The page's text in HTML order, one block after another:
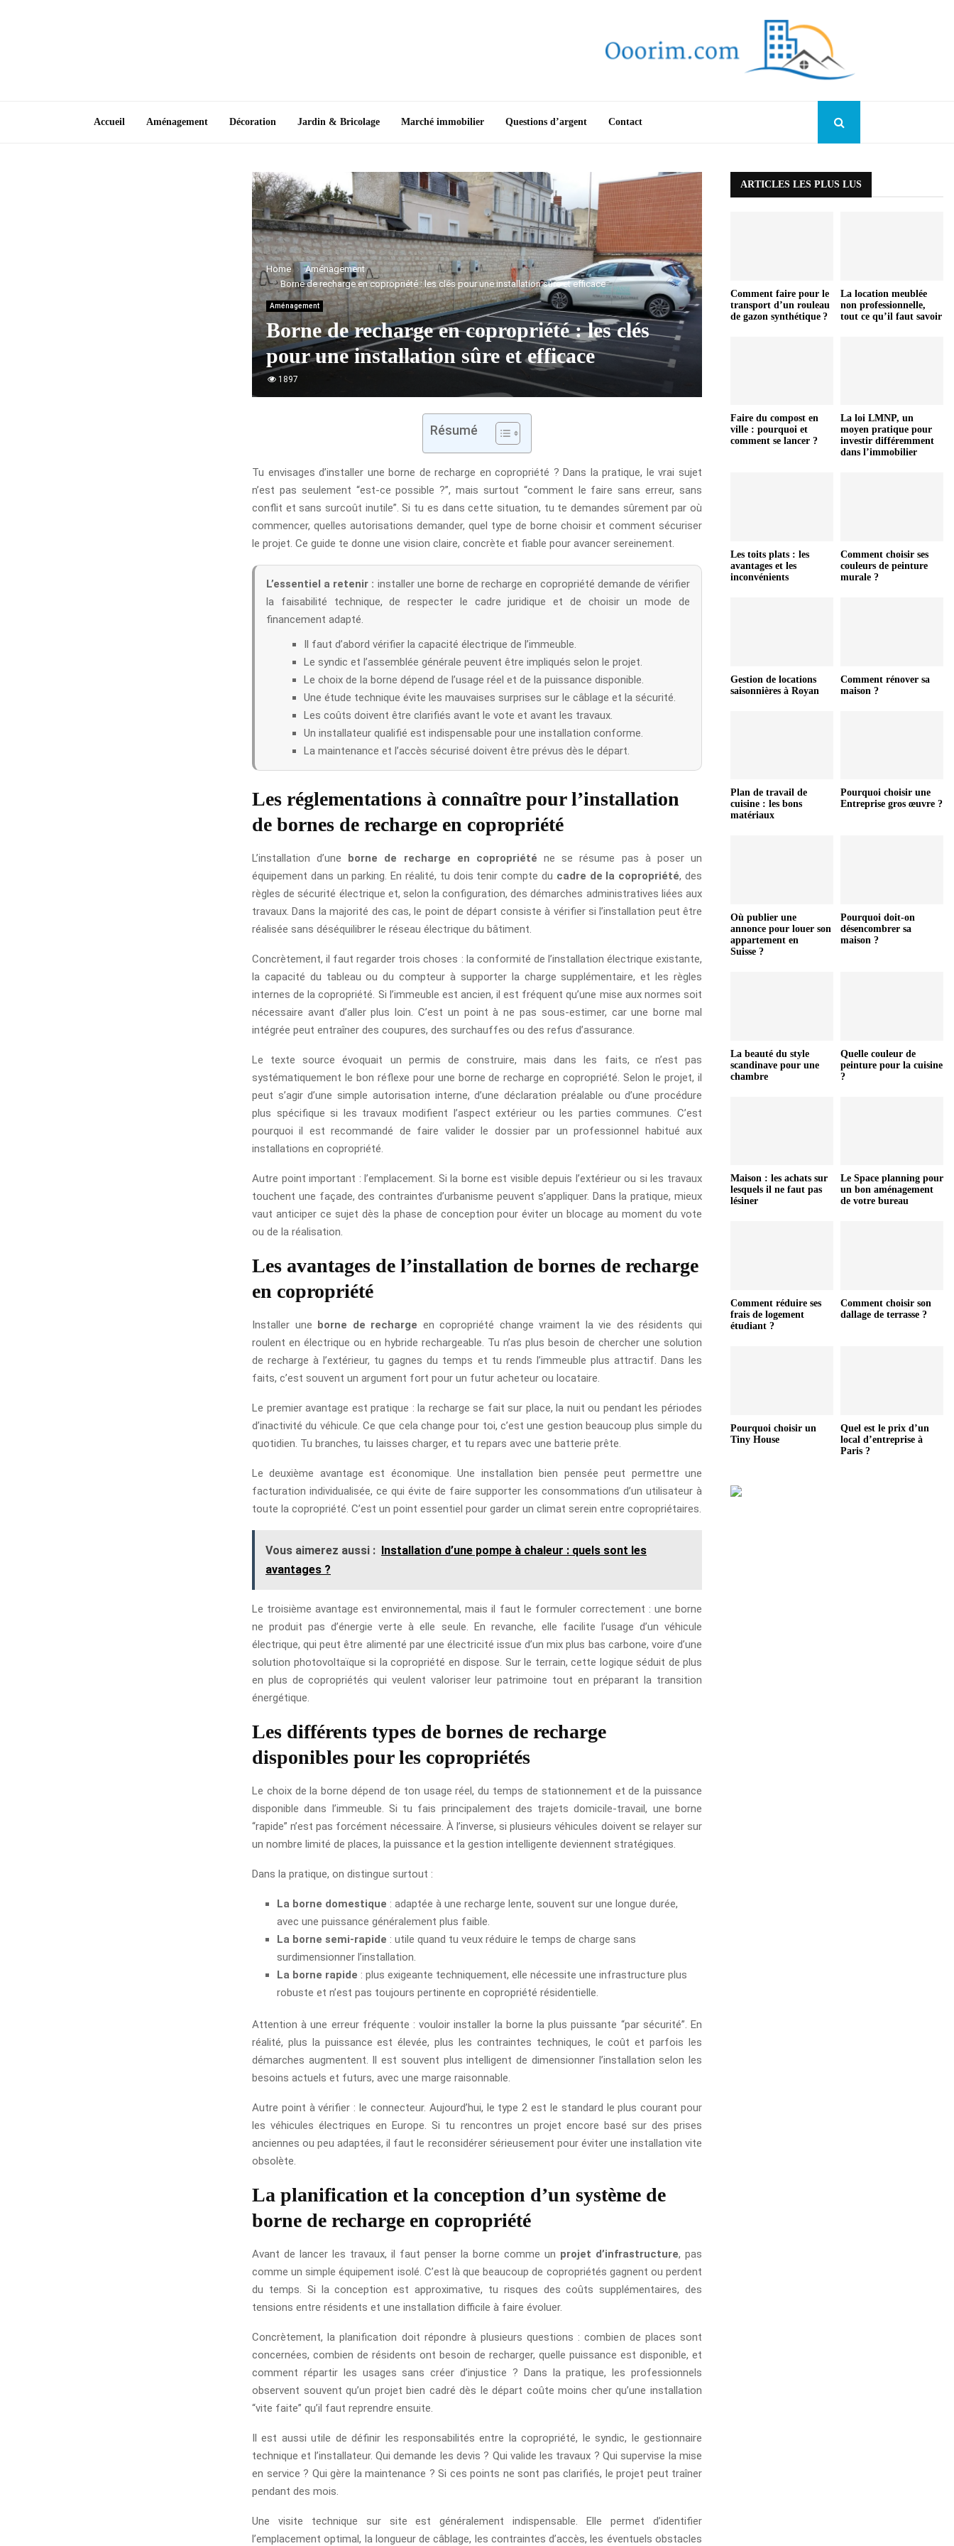
Accueil Aménagement Décoration Jardin & Bricolage Marché immobilier Questions d’argent Contact
Home
Aménagement
Borne de recharge en copropriété : les clés pour une installation sûre et efficace
Aménagement
Borne de recharge en copropriété : les clés
pour une installation sûre et efficace
1897
Résumé
Tu envisages d’installer une borne de recharge en copropriété ? Dans la pratique, le vrai sujet
n’est pas seulement “est-ce possible ?”, mais surtout “comment le faire sans erreur, sans
conflit et sans surcoût inutile”. Si tu es dans cette situation, tu te demandes sûrement par où
commencer, quelles autorisations demander, quel type de borne choisir et comment sécuriser
le projet. Ce guide te donne une vision claire, concrète et fiable pour avancer sereinement.
L’essentiel a retenir : installer une borne de recharge en copropriété demande de vérifier
la faisabilité technique, de respecter le cadre juridique et de choisir un mode de
financement adapté.
Il faut d’abord vérifier la capacité électrique de l’immeuble.
Le syndic et l’assemblée générale peuvent être impliqués selon le projet.
Le choix de la borne dépend de l’usage réel et de la puissance disponible.
Une étude technique évite les mauvaises surprises sur le câblage et la sécurité.
Les coûts doivent être clarifiés avant le vote et avant les travaux.
Un installateur qualifié est indispensable pour une installation conforme.
La maintenance et l’accès sécurisé doivent être prévus dès le départ.
Les réglementations à connaître pour l’installation
de bornes de recharge en copropriété
L’installation d’une borne de recharge en copropriété ne se résume pas à poser un
équipement dans un parking. En réalité, tu dois tenir compte du cadre de la copropriété, des
règles de sécurité électrique et, selon la configuration, des démarches administratives liées aux
travaux. Dans la majorité des cas, le point de départ consiste à vérifier si l’installation peut être
réalisée sans déséquilibrer le réseau électrique du bâtiment.
Concrètement, il faut regarder trois choses : la conformité de l’installation électrique existante,
la capacité du tableau ou du compteur à supporter la charge supplémentaire, et les règles
internes de la copropriété. Si l’immeuble est ancien, il est fréquent qu’une mise aux normes soit
nécessaire avant d’aller plus loin. C’est un point à ne pas sous-estimer, car une borne mal
intégrée peut entraîner des coupures, des surchauffes ou des refus d’assurance.
Le texte source évoquait un permis de construire, mais dans les faits, ce n’est pas
systématiquement le bon réflexe pour une borne de recharge en copropriété. Selon le projet, il
peut s’agir d’une simple autorisation interne, d’une déclaration préalable ou d’une procédure
plus spécifique si les travaux modifient l’aspect extérieur ou les parties communes. C’est
pourquoi il est recommandé de faire valider le dossier par un professionnel habitué aux
installations en copropriété.
Autre point important : l’emplacement. Si la borne est visible depuis l’extérieur ou si les travaux
touchent une façade, des contraintes d’urbanisme peuvent s’appliquer. Dans la pratique, mieux
vaut anticiper ce sujet dès la phase de conception pour éviter un blocage au moment du vote
ou de la réalisation.
Les avantages de l’installation de bornes de recharge
en copropriété
Installer une borne de recharge en copropriété change vraiment la vie des résidents qui
roulent en électrique ou en hybride rechargeable. Tu n’as plus besoin de chercher une solution
de recharge à l’extérieur, tu gagnes du temps et tu rends l’immeuble plus attractif. Dans les
faits, c’est souvent un argument fort pour un futur acheteur ou locataire.
Le premier avantage est pratique : la recharge se fait sur place, la nuit ou pendant les périodes
d’inactivité du véhicule. Ce que cela change pour toi, c’est une gestion beaucoup plus simple du
quotidien. Tu branches, tu laisses charger, et tu repars avec une batterie prête.
Le deuxième avantage est économique. Une installation bien pensée peut permettre une
facturation individualisée, ce qui évite de faire supporter les consommations d’un utilisateur à
toute la copropriété. C’est un point essentiel pour garder un climat serein entre copropriétaires.
Vous aimerez aussi : Installation d’une pompe à chaleur : quels sont les
avantages ?
Le troisième avantage est environnemental, mais il faut le formuler correctement : une borne
ne produit pas d’énergie verte à elle seule. En revanche, elle facilite l’usage d’un véhicule
électrique, qui peut être alimenté par une électricité issue d’un mix plus bas carbone, voire d’une
solution photovoltaïque si la copropriété en dispose. Sur le terrain, cette logique séduit de plus
en plus de copropriétés qui veulent valoriser leur patrimoine tout en préparant la transition
énergétique.
Les différents types de bornes de recharge
disponibles pour les copropriétés
Le choix de la borne dépend de ton usage réel, du temps de stationnement et de la puissance
disponible dans l’immeuble. Si tu fais principalement des trajets domicile-travail, une borne
“rapide” n’est pas forcément nécessaire. À l’inverse, si plusieurs véhicules doivent se relayer sur
un nombre limité de places, la puissance et la gestion intelligente deviennent stratégiques.
Dans la pratique, on distingue surtout :
La borne domestique : adaptée à une recharge lente, souvent sur une longue durée,
avec une puissance généralement plus faible.
La borne semi-rapide : utile quand tu veux réduire le temps de charge sans
surdimensionner l’installation.
La borne rapide : plus exigeante techniquement, elle nécessite une infrastructure plus
robuste et n’est pas toujours pertinente en copropriété résidentielle.
Attention à une erreur fréquente : vouloir installer la borne la plus puissante “par sécurité”. En
réalité, plus la puissance est élevée, plus les contraintes techniques, le coût et parfois les
démarches augmentent. Il est souvent plus intelligent de dimensionner l’installation selon les
besoins actuels et futurs, avec une marge raisonnable.
Autre point à vérifier : le connecteur. Aujourd’hui, le type 2 est le standard le plus courant pour
les véhicules électriques en Europe. Si tu rencontres un projet encore basé sur des prises
anciennes ou peu adaptées, il faut le reconsidérer sérieusement pour éviter une installation vite
obsolète.
La planification et la conception d’un système de
borne de recharge en copropriété
Avant de lancer les travaux, il faut penser la borne comme un projet d’infrastructure, pas
comme un simple équipement isolé. C’est là que beaucoup de copropriétés gagnent ou perdent
du temps. Si la conception est approximative, tu risques des coûts supplémentaires, des
tensions entre résidents et une installation difficile à faire évoluer.
Concrètement, la planification doit répondre à plusieurs questions : combien de places sont
concernées, combien de résidents ont besoin de recharger, quelle puissance est disponible, et
comment répartir les usages sans créer d’injustice ? Dans la pratique, les professionnels
observent souvent qu’un projet bien cadré dès le départ coûte moins cher qu’une installation
“vite faite” qu’il faut reprendre ensuite.
Il est aussi utile de définir les responsabilités entre la copropriété, le syndic, le gestionnaire
technique et l’installateur. Qui demande les devis ? Qui valide les travaux ? Qui supervise la mise
en service ? Qui gère la maintenance ? Si ces points ne sont pas clarifiés, le projet peut traîner
pendant des mois.
Une visite technique sur site est généralement indispensable. Elle permet d’identifier
l’emplacement optimal, la longueur de câblage, les contraintes d’accès, les éventuels obstacles
ARTICLES LES PLUS LUS
Comment faire pour le
transport d’un rouleau
de gazon synthétique ?
La location meublée
non professionnelle,
tout ce qu’il faut savoir
Faire du compost en
ville : pourquoi et
comment se lancer ?
La loi LMNP, un
moyen pratique pour
investir différemment
dans l’immobilier
Les toits plats : les
avantages et les
inconvénients
Comment choisir ses
couleurs de peinture
murale ?
Gestion de locations
saisonnières à Royan
Comment rénover sa
maison ?
Plan de travail de
cuisine : les bons
matériaux
Pourquoi choisir une
Entreprise gros œuvre ?
Où publier une
annonce pour louer son
appartement en
Suisse ?
Pourquoi doit-on
désencombrer sa
maison ?
La beauté du style
scandinave pour une
chambre
Quelle couleur de
peinture pour la cuisine
?
Maison : les achats sur
lesquels il ne faut pas
lésiner
Le Space planning pour
un bon aménagement
de votre bureau
Comment réduire ses
frais de logement
étudiant ?
Comment choisir son
dallage de terrasse ?
Pourquoi choisir un
Tiny House
Quel est le prix d’un
local d’entreprise à
Paris ?